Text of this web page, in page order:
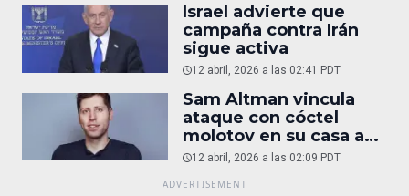
Israel advierte que
campaña contra Irán
sigue activa
12 abril, 2026 a las 02:41 PDT
Sam Altman vincula
ataque con cóctel
molotov en su casa a
reportaje
12 abril, 2026 a las 02:09 PDT